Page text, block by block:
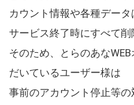
カウント情報や各種データ
サービス終了時にすべて削
そのため、とらのあな
だいているユーザー様は
事前のアカウント停止等の